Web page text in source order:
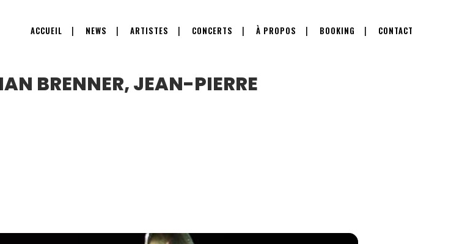
ACCUEIL NEWS ARTISTES CONCERTS À PROPOS BOOKING CONTACT
BRENNER, JEAN-PIERRE